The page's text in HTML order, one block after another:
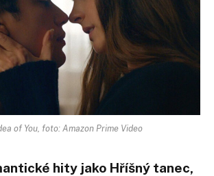
of You, foto: Amazon Prime Video
hity jako Hříšný tanec,